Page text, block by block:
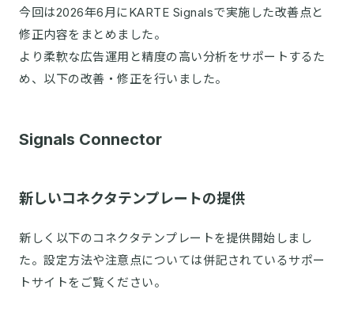
今回は2026年6月にKARTE Signalsで実施した改善点と
修正内容をまとめました。
より柔軟な広告運用と精度の高い分析をサポートするた
め、以下の改善・修正を行いました。
Signals Connector
新しいコネクタテンプレートの提供
新しく以下のコネクタテンプレートを提供開始しまし
た。設定方法や注意点については併記されているサポー
トサイトをご覧ください。